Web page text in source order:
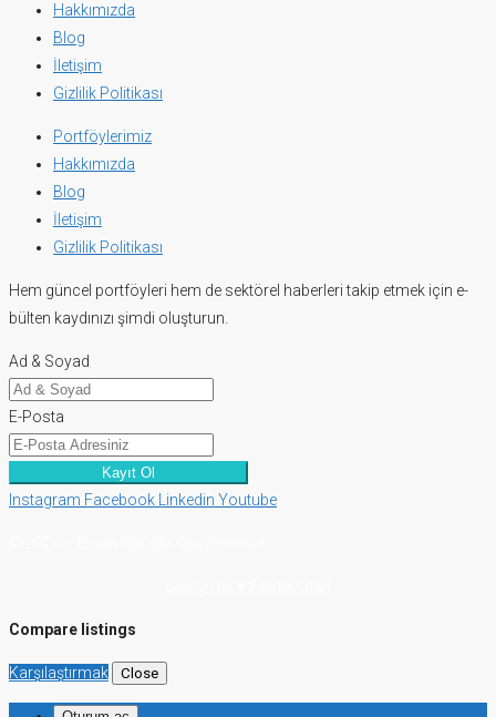
Hakkımızda
Blog
İletişim
Gizlilik Politikası
Portföylerimiz
Hakkımızda
Blog
İletişim
Gizlilik Politikası
Hem güncel portföyleri hem de sektörel haberleri takip etmek için e-
bülten kaydınızı şimdi oluşturun.
Ad & Soyad
E-Posta
Kayıt Ol
Instagram Facebook Linkedin Youtube
Compare listings
Karşılaştırmak Close